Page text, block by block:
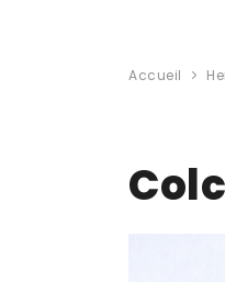
Accueil